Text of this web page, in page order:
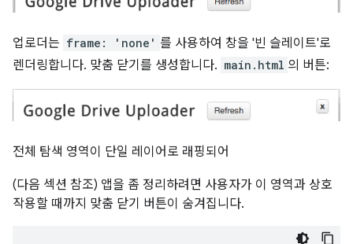
업로더는 frame: 'none' 를 사용하여 창을 '빈 슬레이트'로
렌더링합니다. 맞춤 닫기를 생성합니다. main.html 의 버튼:
전체 탐색 영역이 단일 레이어로 래핑되어
(다음 섹션 참조) 앱을 좀 정리하려면 사용자가 이 영역과 상호
작용할 때까지 맞춤 닫기 버튼이 숨겨집니다.